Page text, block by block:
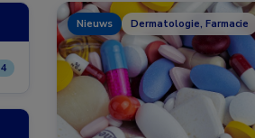
4
Nieuws Dermatologie, Farmacie